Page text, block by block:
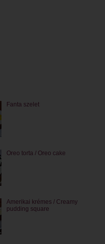
Fanta szelet
Oreo torta / Oreo cake
Amerikai krémes / Creamy
pudding square